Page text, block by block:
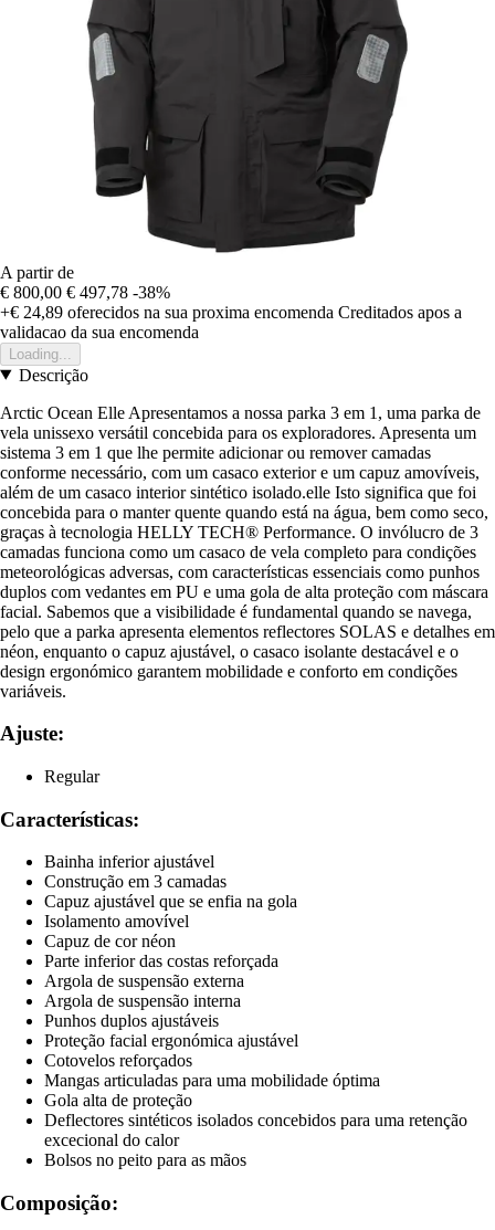
A partir de
€ 800,00 € 497,78 -38%
+€ 24,89 oferecidos na sua proxima encomenda Creditados apos a
validacao da sua encomenda
Loading...
Descrição
Arctic Ocean Elle Apresentamos a nossa parka 3 em 1, uma parka de
vela unissexo versátil concebida para os exploradores. Apresenta um
sistema 3 em 1 que lhe permite adicionar ou remover camadas
conforme necessário, com um casaco exterior e um capuz amovíveis,
além de um casaco interior sintético isolado.elle Isto significa que foi
concebida para o manter quente quando está na água, bem como seco,
graças à tecnologia HELLY TECH® Performance. O invólucro de 3
camadas funciona como um casaco de vela completo para condições
meteorológicas adversas, com características essenciais como punhos
duplos com vedantes em PU e uma gola de alta proteção com máscara
facial. Sabemos que a visibilidade é fundamental quando se navega,
pelo que a parka apresenta elementos reflectores SOLAS e detalhes em
néon, enquanto o capuz ajustável, o casaco isolante destacável e o
design ergonómico garantem mobilidade e conforto em condições
variáveis.
Ajuste:
Regular
Características:
Bainha inferior ajustável
Construção em 3 camadas
Capuz ajustável que se enfia na gola
Isolamento amovível
Capuz de cor néon
Parte inferior das costas reforçada
Argola de suspensão externa
Argola de suspensão interna
Punhos duplos ajustáveis
Proteção facial ergonómica ajustável
Cotovelos reforçados
Mangas articuladas para uma mobilidade óptima
Gola alta de proteção
Deflectores sintéticos isolados concebidos para uma retenção
excecional do calor
Bolsos no peito para as mãos
Composição: